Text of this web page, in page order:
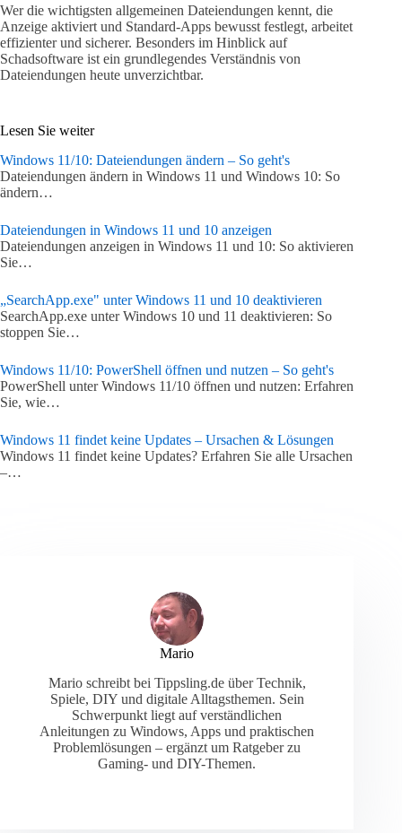
Wer die wichtigsten allgemeinen Dateiendungen kennt, die
Anzeige aktiviert und Standard-Apps bewusst festlegt, arbeitet
effizienter und sicherer. Besonders im Hinblick auf
Schadsoftware ist ein grundlegendes Verständnis von
Dateiendungen heute unverzichtbar.
Lesen Sie weiter
Windows 11/10: Dateiendungen ändern – So geht's
Dateiendungen ändern in Windows 11 und Windows 10: So
ändern…
Dateiendungen in Windows 11 und 10 anzeigen
Dateiendungen anzeigen in Windows 11 und 10: So aktivieren
Sie…
„SearchApp.exe" unter Windows 11 und 10 deaktivieren
SearchApp.exe unter Windows 10 und 11 deaktivieren: So
stoppen Sie…
Windows 11/10: PowerShell öffnen und nutzen – So geht's
PowerShell unter Windows 11/10 öffnen und nutzen: Erfahren
Sie, wie…
Windows 11 findet keine Updates – Ursachen & Lösungen
Windows 11 findet keine Updates? Erfahren Sie alle Ursachen
–…
Mario
Mario schreibt bei Tippsling.de über Technik,
Spiele, DIY und digitale Alltagsthemen. Sein
Schwerpunkt liegt auf verständlichen
Anleitungen zu Windows, Apps und praktischen
Problemlösungen – ergänzt um Ratgeber zu
Gaming- und DIY-Themen.